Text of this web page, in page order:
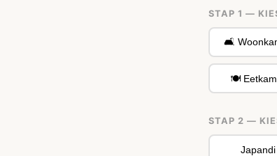
STAP 1 —
🛋️
🍽️
STAP 2 —
Japandi